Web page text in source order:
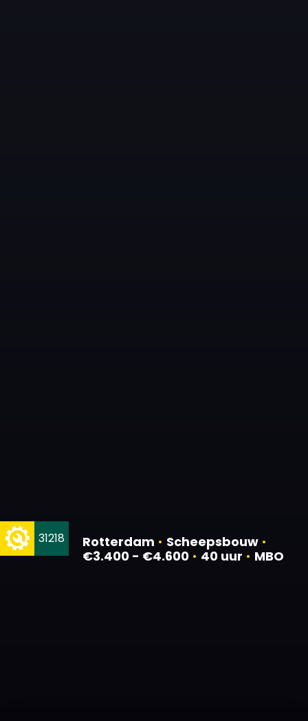
Rotterdam • Scheepsbouw •
€3.400 - €4.600 • 40 uur • MBO
31218